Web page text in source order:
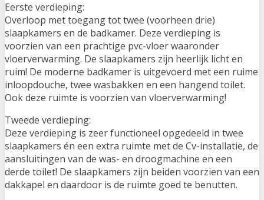
Eerste verdieping:
Overloop met toegang tot twee (voorheen drie)
slaapkamers en de badkamer. Deze verdieping is
voorzien van een prachtige pvc-vloer waaronder
vloerverwarming. De slaapkamers zijn heerlijk licht en
ruim! De moderne badkamer is uitgevoerd met een ruime
inloopdouche, twee wasbakken en een hangend toilet.
Ook deze ruimte is voorzien van vloerverwarming!
Tweede verdieping:
Deze verdieping is zeer functioneel opgedeeld in twee
slaapkamers én een extra ruimte met de Cv-installatie, de
aansluitingen van de was- en droogmachine en een
derde toilet! De slaapkamers zijn beiden voorzien van een
dakkapel en daardoor is de ruimte goed te benutten.